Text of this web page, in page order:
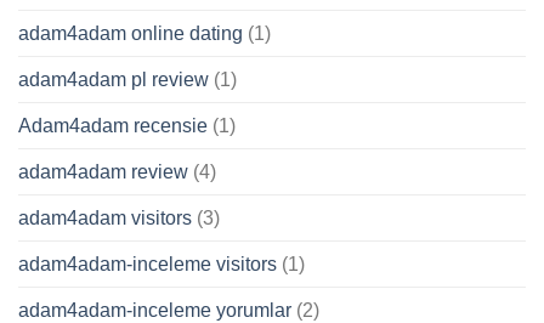
adam4adam online dating (1)
adam4adam pl review (1)
Adam4adam recensie (1)
adam4adam review (4)
adam4adam visitors (3)
adam4adam-inceleme visitors (1)
adam4adam-inceleme yorumlar (2)